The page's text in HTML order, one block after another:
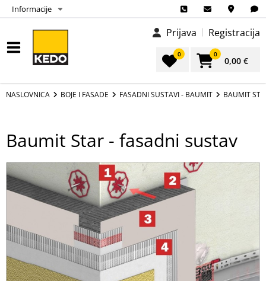
Informacije
Prijava Registracija
0 0
0,00 €
NASLOVNICA BOJE I FASADE FASADNI SUSTAVI - BAUMIT BAUMIT
Baumit Star - fasadni sustav